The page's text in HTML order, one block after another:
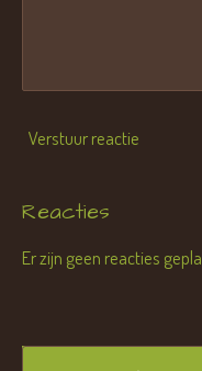
Verstuur reactie
Reacties
Er zijn geen reacties